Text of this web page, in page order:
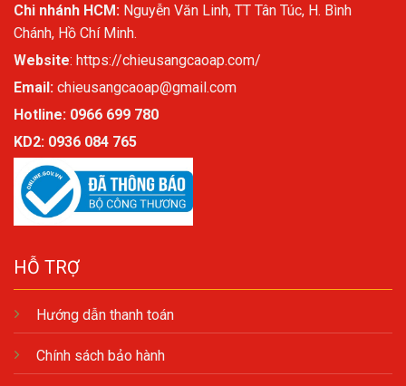
Chi nhánh HCM: Nguyễn Văn Linh, TT Tân Túc, H. Bình
Chánh, Hồ Chí Minh.
Website: https://chieusangcaoap.com/
Email: chieusangcaoap@gmail.com
Hotline: 0966 699 780
KD2: 0936 084 765
HỖ TRỢ
Hướng dẫn thanh toán
Chính sách bảo hành